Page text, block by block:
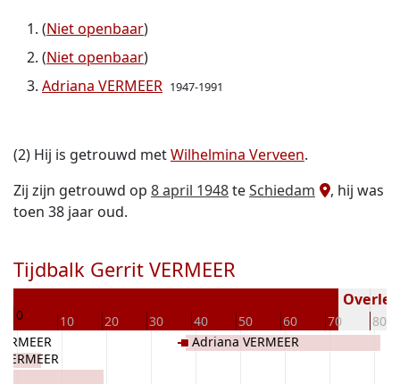
(Niet openbaar)
(Niet openbaar)
Adriana VERMEER 1947-1991
(2) Hij is getrouwd metWilhelmina Verveen.
Zij zijn getrouwd op 8 april 1948teSchiedam
, hij was
toen 38 jaar oud.
Tijdbalk Gerrit VERMEER
0 10 20 30 40 50 60 70 80
Adriana VERMEER